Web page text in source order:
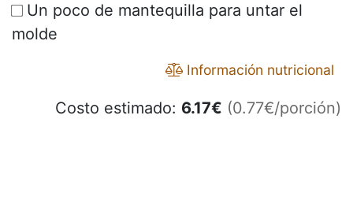
Un poco de mantequilla para untar el
molde
Información nutricional
Costo estimado: 6.17€ (0.77€/porción)